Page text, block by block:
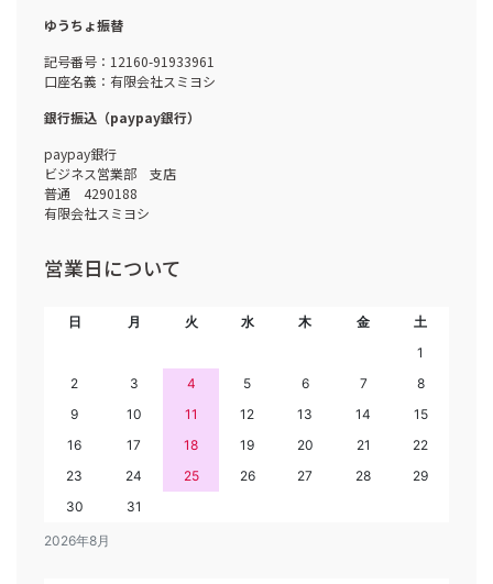
ゆうちょ振替
記号番号：12160-91933961
口座名義：有限会社スミヨシ
銀行振込（paypay銀行）
paypay銀行
ビジネス営業部 支店
普通 4290188
有限会社スミヨシ
営業日について
2026年8月
日 月 火 水 木 金
土
1
2
3 4 5 6 7
8
9
10 11 12 13 14
15
16
17 18 19 20 21
22
23
24 25 26 27 28
29
30
31